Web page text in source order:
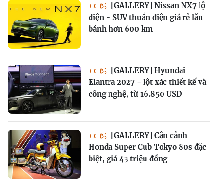
[GALLERY] Nissan NX7 lộ
diện - SUV thuần điện giá rẻ lăn
bánh hơn 600 km
[GALLERY] Hyundai
Elantra 2027 - lột xác thiết kế và
công nghệ, từ 16.850 USD
[GALLERY] Cận cảnh
Honda Super Cub Tokyo 80s đặc
biệt, giá 43 triệu đồng